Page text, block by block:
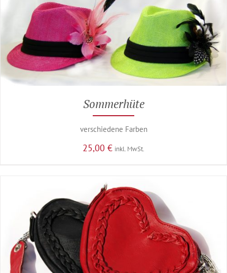
Sommerhüte
verschiedene Farben
25,00 € inkl. MwSt.